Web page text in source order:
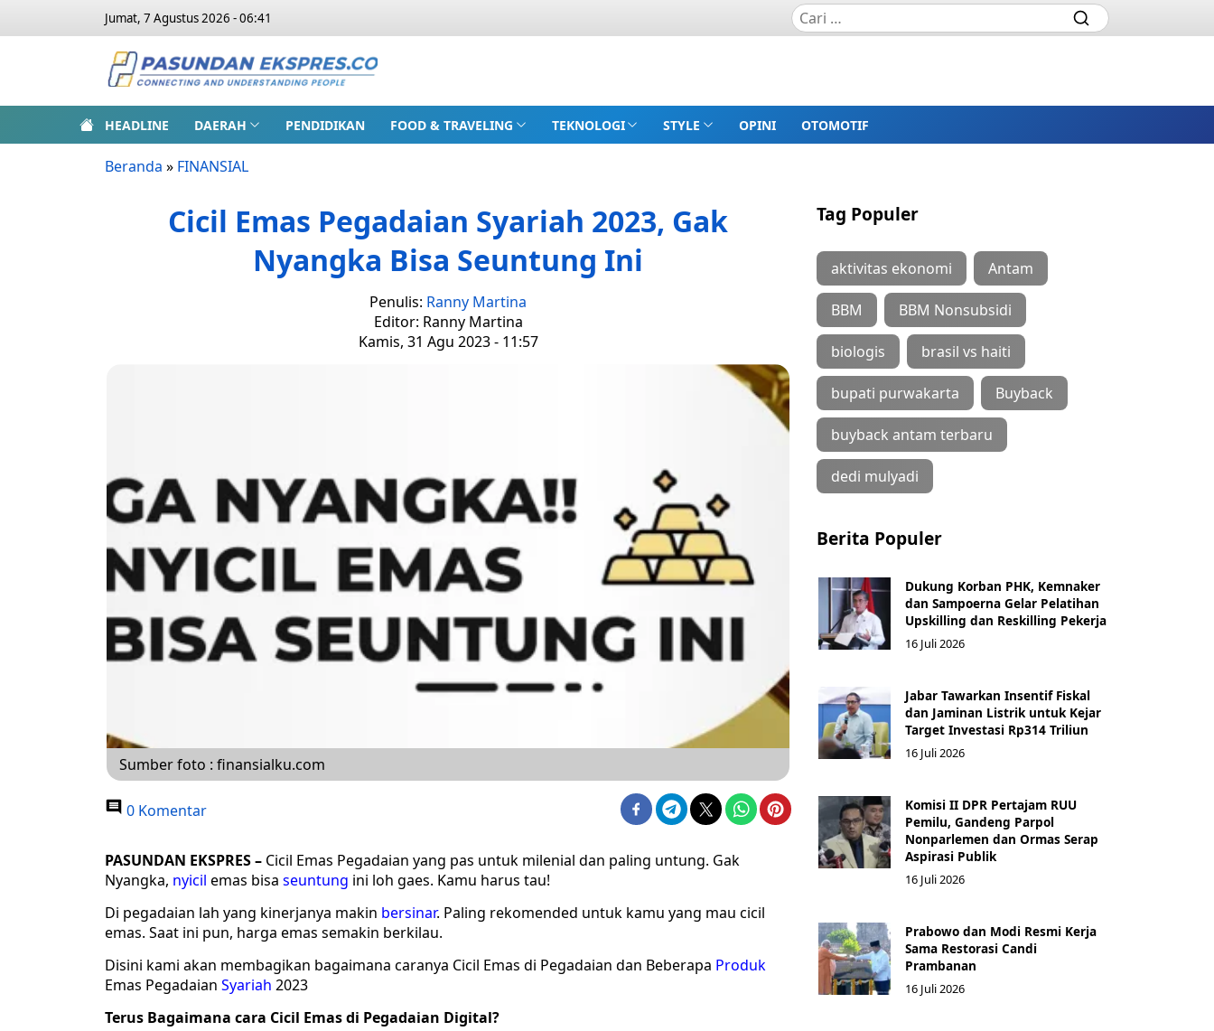
Jumat, 7 Agustus 2026 - 06:41
HEADLINE DAERAH PENDIDIKAN FOOD & TRAVELING TEKNOLOGI STYLE OPINI OTOMOTIF
Beranda » FINANSIAL
Cicil Emas Pegadaian Syariah 2023, Gak
Nyangka Bisa Seuntung Ini
Penulis: Ranny Martina
Editor: Ranny Martina
Kamis, 31 Agu 2023 - 11:57
Sumber foto : finansialku.com
0 Komentar
PASUNDAN EKSPRES– Cicil Emas Pegadaian yang pas untuk milenial dan paling untung. Gak
Nyangka, nyicil emas bisa seuntung ini loh gaes. Kamu harus tau!
Di pegadaian lah yang kinerjanya makin bersinar. Paling rekomended untuk kamu yang mau cicil
emas. Saat ini pun, harga emas semakin berkilau.
Disini kami akan membagikan bagaimana caranya Cicil Emas di Pegadaian dan Beberapa Produk
Emas Pegadaian Syariah 2023
Terus Bagaimana cara Cicil Emas di Pegadaian Digital?
Tag Populer
aktivitas ekonomi Antam
BBM BBM Nonsubsidi
biologis brasil vs haiti
bupati purwakarta Buyback
buyback antam terbaru
dedi mulyadi
Berita Populer
Dukung Korban PHK, Kemnaker
dan Sampoerna Gelar Pelatihan
Upskilling dan Reskilling Pekerja
16 Juli 2026
Jabar Tawarkan Insentif Fiskal
dan Jaminan Listrik untuk Kejar
Target Investasi Rp314 Triliun
16 Juli 2026
Komisi II DPR Pertajam RUU
Pemilu, Gandeng Parpol
Nonparlemen dan Ormas Serap
Aspirasi Publik
16 Juli 2026
Prabowo dan Modi Resmi Kerja
Sama Restorasi Candi
Prambanan
16 Juli 2026